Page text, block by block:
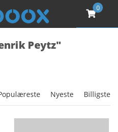
0
Peytz"
Nyeste Billigste